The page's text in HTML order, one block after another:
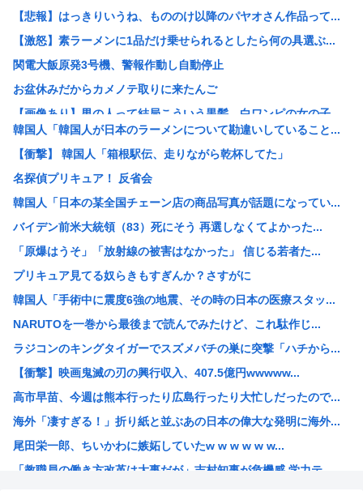
【悲報】はっきりいうね、もののけ以降のパヤオさん作品って...
【激怒】素ラーメンに1品だけ乗せられるとしたら何の具選ぶ...
関電大飯原発3号機、警報作動し自動停止
お盆休みだからカメノテ取りに来たんご
【画像あり】男の人って結局こういう黒髪、白ワンピの女の子...
【正論】インデックス投資で「20年後に資産2倍！」とか言...
【悲報】素ラーメンに1品だけ乗せられるとしたら何の具選ぶ...
【画像】30年前の『9月の気温』ガチで異常事態だったww...
【画像】磯山さやか(40)、乳の位置に乳輪のようなものが...
白亜紀の3段階の食物連鎖が如実にわかる化石を発見
(´・ω・`)人生初のマックグリドル食べるぞ
インドネシア「ドラえもん」と名乗る市民が16人いる件、ガ...
【悲報】超有名キックボクサー、世界に挑戦するも衝撃的KO...
中国「大洪水！」三峡ダム「9門開放！（全力放流」中国都市...
成人女性「私たちは、グルーミングされた...」160万バ...
インドネシアの首都移転失敗に学ぶ、日本がもし首都移転とな...
【悲報】 ワイ「半沢直樹みたいな銀行員カッコいい」銀行員...
8/22開催「琵琶湖三市同時花火大会」、市公式「そんな花...
医者と結婚して勝ち組だったはずの専業主婦「医者と結婚して...
韓国人「韓国人が日本のラーメンについて勘違いしていること...
【衝撃】 韓国人「箱根駅伝、走りながら乾杯してた」
名探偵プリキュア！ 反省会
韓国人「日本の某全国チェーン店の商品写真が話題になってい...
バイデン前米大統領（83）死にそう 再選しなくてよかった...
「原爆はうそ」「放射線の被害はなかった」 信じる若者た...
プリキュア見てる奴らきもすぎんか？さすがに
韓国人「手術中に震度6強の地震、その時の日本の医療スタッ...
NARUTOを一巻から最後まで読んでみたけど、これ駄作じ...
ラジコンのキングタイガーでスズメバチの巣に突撃「ハチから...
【衝撃】映画鬼滅の刃の興行収入、407.5億円wwwww...
高市早苗、今週は熊本行ったり広島行ったり大忙しだったので...
海外「凄すぎる！」折り紙と並ぶあの日本の偉大な発明に海外...
尾田栄一郎、ちいかわに嫉妬していたw w w w w w...
「教職員の働き方改革は大事だが」吉村知事が危機感 学力テ...